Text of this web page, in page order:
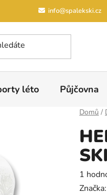
info@spalekski.cz
léto Půjčovna
Domů /
1
Značka: